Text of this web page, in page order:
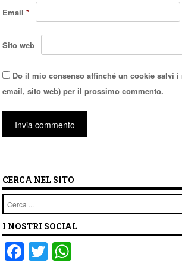
Email*
Sito web
Do il mio consenso affinché un cookie salvi i
email, sito web) per il prossimo commento.
CERCA NEL SITO
Cerca
I NOSTRI SOCIAL
F T